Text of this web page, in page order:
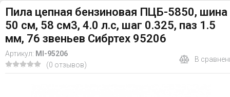
Пила цепная бензиновая ПЦБ-5850, шина
50 см, 58 см3, 4.0 л.с, шаг 0.325, паз 1.5
мм, 76 звеньев Сибртех 95206
Артикул: MI-95206
(0 отзывов)
В